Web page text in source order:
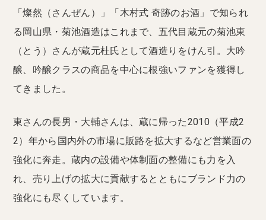
「燦然（さんぜん）」「木村式 奇跡のお酒」で知られ
る岡山県・菊池酒造はこれまで、五代目蔵元の菊池東
（とう）さんが蔵元杜氏として酒造りをけん引。大吟
醸、吟醸クラスの商品を中心に根強いファンを獲得し
てきました。
東さんの長男・大輔さんは、蔵に帰った2010（平成2
2）年から国内外の市場に販路を拡大するなど営業面の
強化に奔走。蔵内の設備や体制面の整備にも力を入
れ、売り上げの拡大に貢献するとともにブランド力の
強化にも尽くしています。